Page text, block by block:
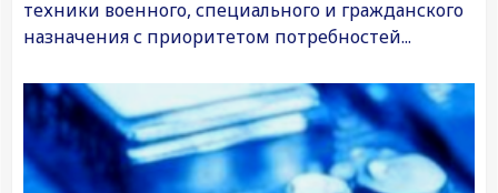
техники военного, специального и гражданского
назначения с приоритетом потребностей...